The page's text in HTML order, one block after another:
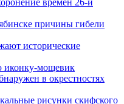
времен 26-й
причины гибели
исторические
мощевик
в окрестностях
рисунки скифского